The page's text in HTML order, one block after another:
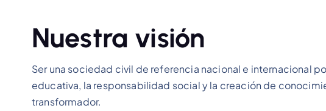
Nuestra visión
Ser una sociedad civil de referencia nacional e internacional
educativa, la responsabilidad social y la creación de
transformador.